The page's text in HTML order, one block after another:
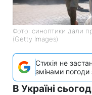
Фото: синоптики дали
(Getty Images)
Стихія не
змінами погоди
В Україні